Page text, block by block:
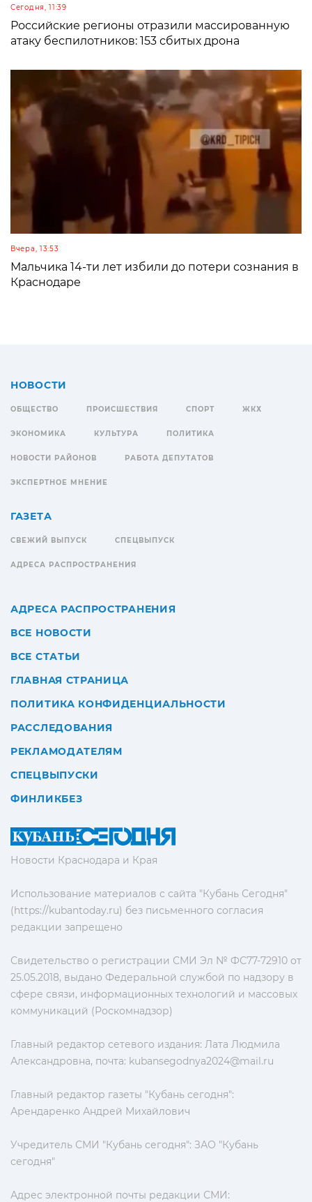
Сегодня, 11:39
Российские регионы отразили массированную
атаку беспилотников: 153 сбитых дрона
Вчера, 13:53
Мальчика 14-ти лет избили до потери сознания в
Краснодаре
Новости Краснодара и Края
Использование материалов с сайта "Кубань Сегодня"
(https://kubantoday.ru) без письменного согласия
редакции запрещено
Свидетельство о регистрации СМИ Эл № ФС77-72910 от
25.05.2018, выдано Федеральной службой по надзору в
сфере связи, информационных технологий и массовых
коммуникаций (Роскомнадзор)
Главный редактор сетевого издания: Лата Людмила
Александровна, почта: kubansegodnya2024@mail.ru
Главный редактор газеты "Кубань сегодня":
Арендаренко Андрей Михайлович
Учредитель СМИ "Кубань сегодня": ЗАО "Кубань
сегодня"
Адрес электронной почты редакции СМИ:
НОВОСТИ
ОБЩЕСТВО ПРОИСШЕСТВИЯ СПОРТ ЖКХ
ЭКОНОМИКА КУЛЬТУРА ПОЛИТИКА
НОВОСТИ РАЙОНОВ РАБОТА ДЕПУТАТОВ
ЭКСПЕРТНОЕ МНЕНИЕ
ГАЗЕТА
СВЕЖИЙ ВЫПУСК СПЕЦВЫПУСК
АДРЕСА РАСПРОСТРАНЕНИЯ
АДРЕСА РАСПРОСТРАНЕНИЯ
ВСЕ НОВОСТИ
ВСЕ СТАТЬИ
ГЛАВНАЯ СТРАНИЦА
ПОЛИТИКА КОНФИДЕНЦИАЛЬНОСТИ
РАССЛЕДОВАНИЯ
РЕКЛАМОДАТЕЛЯМ
СПЕЦВЫПУСКИ
ФИНЛИКБЕЗ